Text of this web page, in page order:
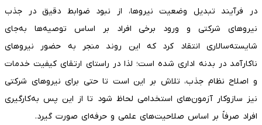
در فرآیند تبدیل وضعیت نیروها، از نبود ضوابط دقیق در جذب
نیرو‌های شرکتی و ورود برخی افراد بر اساس توصیه‌ها به‌جای
شایسته‌سالاری انتقاد کرد که این روند منجر به حضور نیرو‌های
ناکارآمد در بدنه اداری شده است؛ لذا در راستای ارتقای کیفیت خدمات
و اصلاح نظام جذب، تلاش بر این است تا حتی برای نیرو‌های شرکتی
نیز سازوکار آزمون‌های استخدامی لحاظ شود تا از این پس به‌کارگیری
افراد صرفاً بر اساس صلاحیت‌های علمی و حرفه‌ای صورت گیرد.